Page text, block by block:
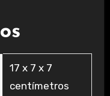
‎17 x 7 x 7
centímetros